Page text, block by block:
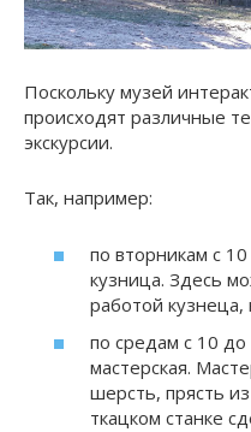
Поскольку музей
происходят различные
экскурсии.
Так, например:
по вторникам с
кузница. Здесь
работой кузнеца,
по средам с 10 до
мастерская.
шерсть, прясть
ткацком станке